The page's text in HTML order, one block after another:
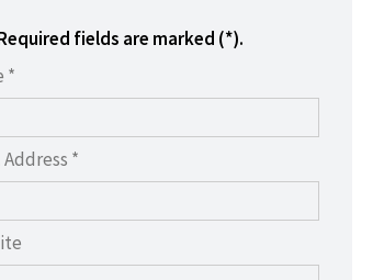
fields are marked (*).
*
Address *